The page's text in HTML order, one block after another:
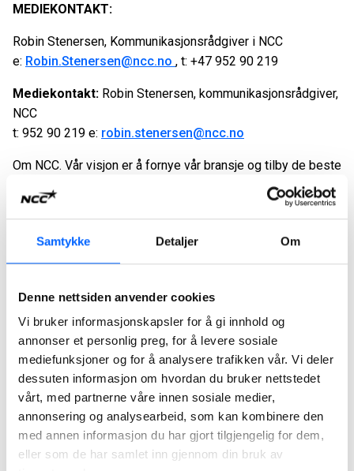
Samtykke Detaljer Om
Denne nettsiden anvender cookies
Vi bruker informasjonskapsler for å gi innhold og
annonser et personlig preg, for å levere sosiale
mediefunksjoner og for å analysere trafikken vår. Vi deler
dessuten informasjon om hvordan du bruker nettstedet
vårt, med partnerne våre innen sosiale medier,
annonsering og analysearbeid, som kan kombinere den
med annen informasjon du har gjort tilgjengelig for dem,
eller som de har samlet inn gjennom din bruk av
MEDIEKONTAKT:
Robin Stenersen, Kommunikasjonsrådgiver i NCC
e: Robin.Stenersen@ncc.no , t: +47 952 90 219
Mediekontakt: Robin Stenersen, kommunikasjonsrådgiver,
NCC
t: 952 90 219 e: robin.stenersen@ncc.no
Om NCC. Vår visjon er å fornye vår bransje og tilby de beste
bærekraftige løsningene. NCC er ett Nordens ledende
selskaper innen bygg og anlegg, infrastruktur og
eiendomsutvikling med en årlig omsetning, eksludert
Bonava, på SEK 53 milliarder og over 17.000 ansatte i 2016.
Konsernet opererer i hele Norden, med den største delen
følg oss på sosiale medier og på bransjebloggen Beyond
Construction for tilgang til de ferskeste nyhetene. NCC er
børsnotert på NASDAQ Stockholm.
Relatert materiale